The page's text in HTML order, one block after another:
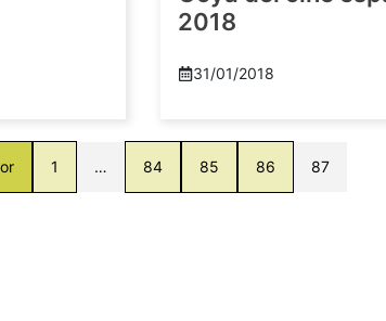
2018
31/01/2018
1 … 84 85 86 87